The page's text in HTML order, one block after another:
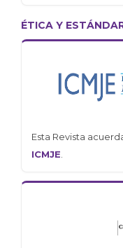
ÉTICA Y
Esta Revista
ICMJE.